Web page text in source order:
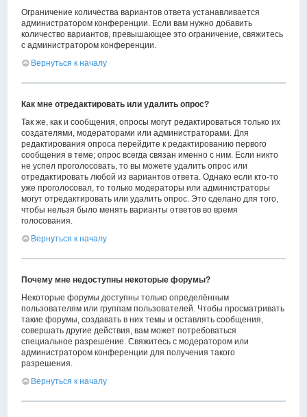
Ограничение количества вариантов ответа устанавливается
администратором конференции. Если вам нужно добавить
количество вариантов, превышающее это ограничение, свяжитесь
с администратором конференции.
Вернуться к началу
Как мне отредактировать или удалить опрос?
Так же, как и сообщения, опросы могут редактироваться только их
создателями, модераторами или администраторами. Для
редактирования опроса перейдите к редактированию первого
сообщения в теме; опрос всегда связан именно с ним. Если никто
не успел проголосовать, то вы можете удалить опрос или
отредактировать любой из вариантов ответа. Однако если кто-то
уже проголосовал, то только модераторы или администраторы
могут отредактировать или удалить опрос. Это сделано для того,
чтобы нельзя было менять варианты ответов во время
голосования.
Вернуться к началу
Почему мне недоступны некоторые форумы?
Некоторые форумы доступны только определённым
пользователям или группам пользователей. Чтобы просматривать
такие форумы, создавать в них темы и оставлять сообщения,
совершать другие действия, вам может потребоваться
специальное разрешение. Свяжитесь с модератором или
администратором конференции для получения такого
разрешения.
Вернуться к началу